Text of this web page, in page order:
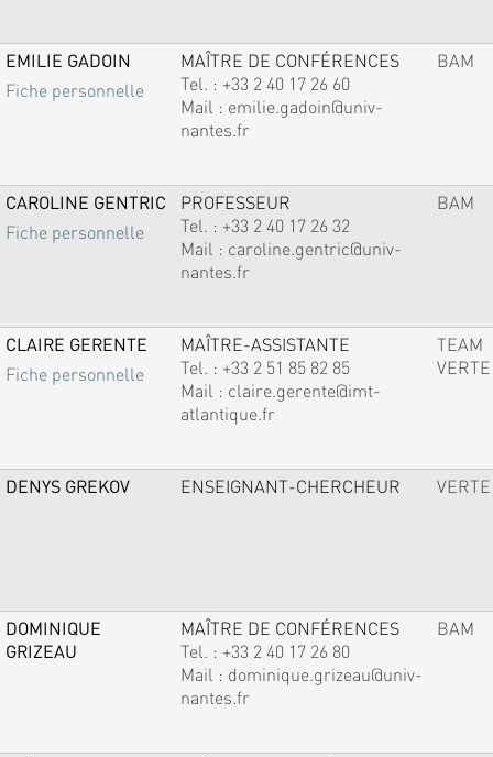
EMILIE GADOIN
Fiche personnelle
MAÎTRE DE CONFÉRENCES
Tel. : +33 2 40 17 26 60
Mail : emilie.gadoin@univ-
nantes.fr
BAM
CAROLINE GENTRIC
Fiche personnelle
PROFESSEUR
Tel. : +33 2 40 17 26 32
Mail : caroline.gentric@univ-
nantes.fr
BAM
CLAIRE GERENTE
Fiche personnelle
MAÎTRE-ASSISTANTE
Tel. : +33 2 51 85 82 85
Mail : claire.gerente@imt-
atlantique.fr
TEAM
VERTE
DENYS GREKOV ENSEIGNANT-CHERCHEUR VERTE
DOMINIQUE
GRIZEAU
MAÎTRE DE CONFÉRENCES
Tel. : +33 2 40 17 26 80
Mail : dominique.grizeau@univ-
nantes.fr
BAM